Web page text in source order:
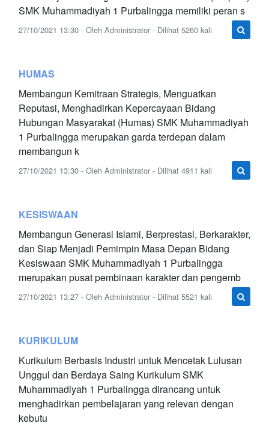
SMK Muhammadiyah 1 Purbalingga memiliki peran s
27/10/2021 13:30 - Oleh Administrator - Dilihat 5260 kali
HUMAS
Membangun Kemitraan Strategis, Menguatkan
Reputasi, Menghadirkan Kepercayaan Bidang
Hubungan Masyarakat (Humas) SMK Muhammadiyah
1 Purbalingga merupakan garda terdepan dalam
membangun k
27/10/2021 13:30 - Oleh Administrator - Dilihat 4911 kali
KESISWAAN
Membangun Generasi Islami, Berprestasi, Berkarakter,
dan Siap Menjadi Pemimpin Masa Depan Bidang
Kesiswaan SMK Muhammadiyah 1 Purbalingga
merupakan pusat pembinaan karakter dan pengemb
27/10/2021 13:27 - Oleh Administrator - Dilihat 5521 kali
KURIKULUM
Kurikulum Berbasis Industri untuk Mencetak Lulusan
Unggul dan Berdaya Saing Kurikulum SMK
Muhammadiyah 1 Purbalingga dirancang untuk
menghadirkan pembelajaran yang relevan dengan
kebutu